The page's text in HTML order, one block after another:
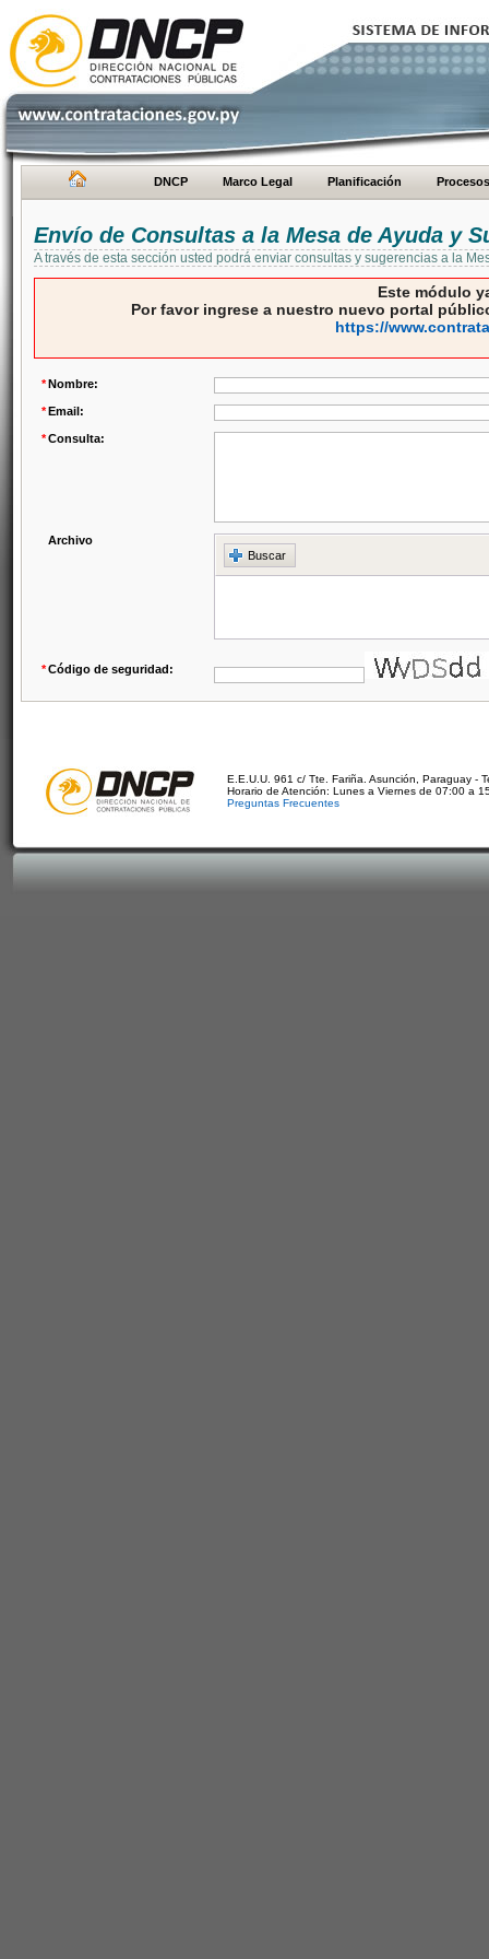
DNCP Marco Legal Planificación Procesos
Envío de Consultas a la Mesa de Ayuda y
A través de esta sección usted podrá enviar consultas y sugerencias a la
Este módulo
Por favor ingrese a nuestro nuevo portal
https://
*Nombre:
*Email:
*Consulta:
Archivo
Buscar
*Código de seguridad:
E.E.U.U. 961 c/ Tte. Fariña. Asunción, Paraguay -
Horario de Atención: Lunes a Viernes de 07:00 a
Preguntas Frecuentes